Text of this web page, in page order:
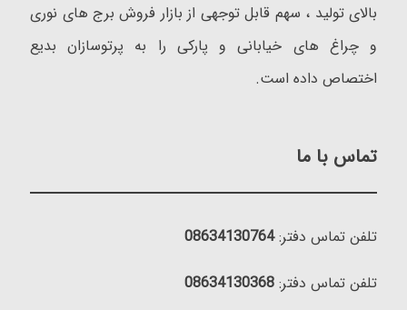
بالای تولید ، سهم قابل توجهی از بازار فروش برج های نوری
و چراغ های خیابانی و پارکی را به پرتوسازان بدیع
اختصاص داده است.
تماس با ما
تلفن تماس دفتر:08634130764
تلفن تماس دفتر:08634130368